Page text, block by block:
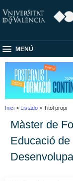
MENÚ
Inici > Listado > Titol propi
Màster de
Educació